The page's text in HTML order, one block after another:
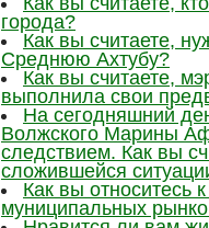
города?
Как вы считаете,
Среднюю Ахтубу?
Как вы считаете,
выполнила свои
На сегодняшний
Волжского Марины
следствием. Как вы
сложившейся
Как вы относитесь
муниципальных